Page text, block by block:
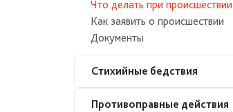
Документы
Что делать при происшествии
Как заявить о происшествии
Документы
Стихийные бедствия
Что делать при происшествии
Противоправные действия